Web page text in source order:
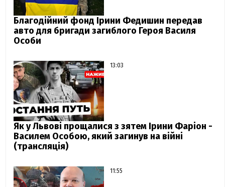
Благодійний фонд Ірини Федишин передав
авто для бригади загиблого Героя Василя
Особи
13:03
Як у Львові прощалися з зятем Ірини Фаріон -
Василем Особою, який загинув на війні
(трансляція)
11:55